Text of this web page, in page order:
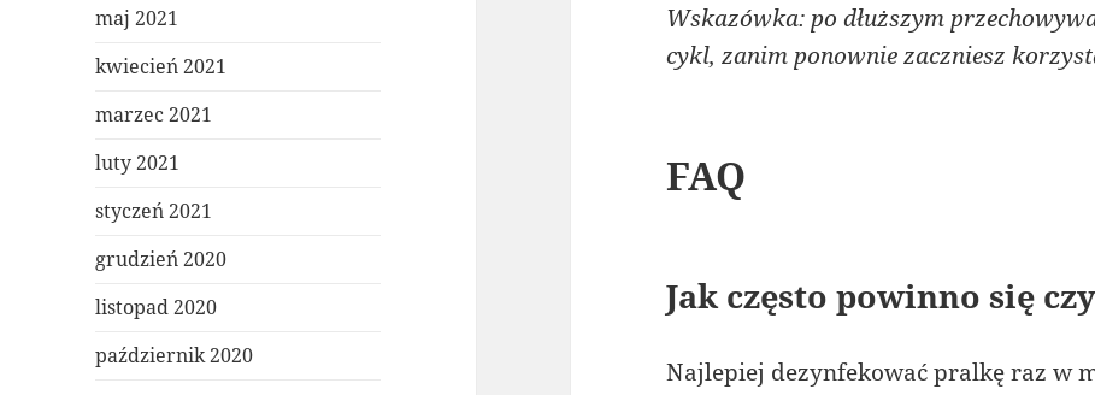
maj 2021
kwiecień 2021
marzec 2021
luty 2021
styczeń 2021
grudzień 2020
listopad 2020
październik 2020
Wskazówka: po dłuższym
cykl, zanim ponownie zaczniesz
FAQ
Jak często powinno się
Najlepiej dezynfekować pralkę raz w